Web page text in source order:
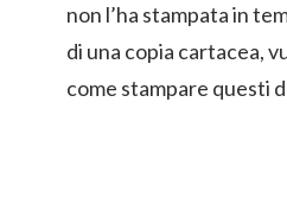
non l’ha stampata in
di una copia cartacea,
come stampare questi